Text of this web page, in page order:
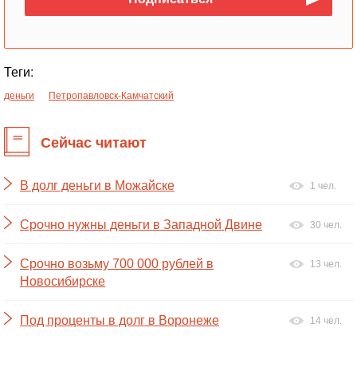
Теги:
деньги Петропавловск-Камчатский
Сейчас читают
В долг деньги в Можайске 1 чел.
Срочно нужны деньги в Западной Двине 30 чел.
Срочно возьму 700 000 рублей в
Новосибирске
13 чел.
Под проценты в долг в Воронеже 14 чел.